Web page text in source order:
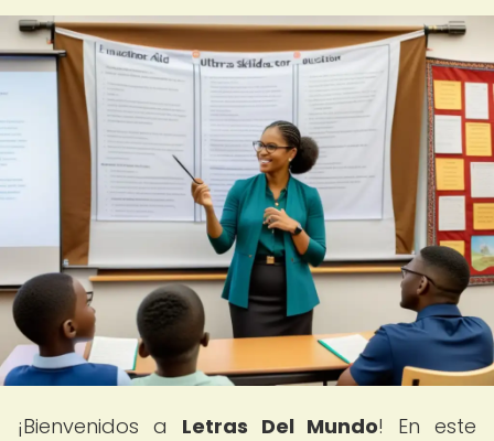
¡Bienvenidos a Letras Del Mundo! En este